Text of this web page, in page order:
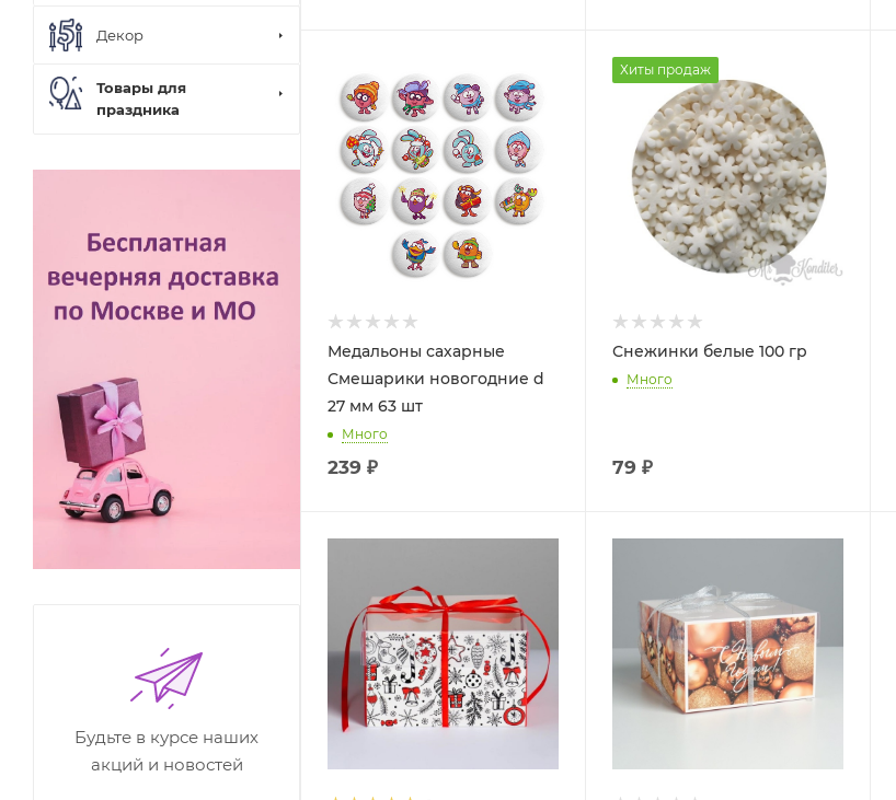
Медальоны сахарные
Смешарики новогодние d
27 мм 63 шт
Много
239 ₽
Хиты продаж
Снежинки белые 100 гр
Много
79 ₽
Декор
Товары для
праздника
Будьте в курсе наших
акций и новостей